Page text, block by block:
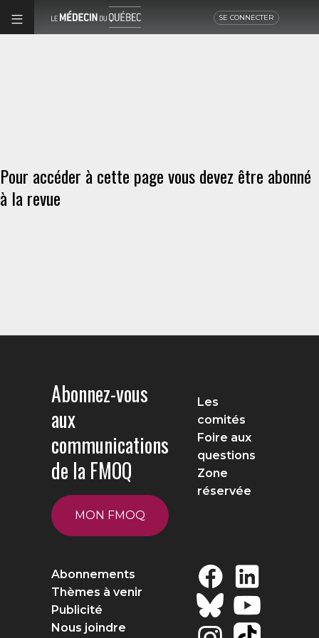
SE CONNECTER
Pour accéder à cette page vous devez être abonné
à la revue
Abonnez-vous
aux
communications
de la FMOQ
MON FMOQ
Les
comités
Foire aux
questions
Zone
réservée
Abonnements
Thèmes à venir
Publicité
Nous joindre